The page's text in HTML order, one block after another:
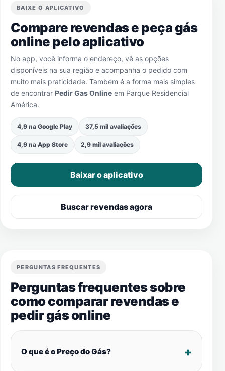
BAIXE O APLICATIVO
Compare revendas e peça gás
online pelo aplicativo
No app, você informa o endereço, vê as opções
disponíveis na sua região e acompanha o pedido com
muito mais praticidade. Também é a forma mais simples
de encontrar Pedir Gas Online em Parque Residencial
América.
4,9 na Google Play 37,5 mil avaliações
4,9 na App Store 2,9 mil avaliações
Baixar o aplicativo
Buscar revendas agora
PERGUNTAS FREQUENTES
Perguntas frequentes sobre
como comparar revendas e
pedir gás online
O que é o Preço do Gás?